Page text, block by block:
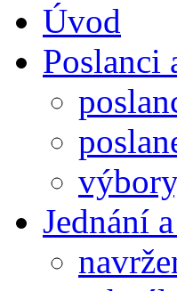
Úvod
Poslanci
Jednání